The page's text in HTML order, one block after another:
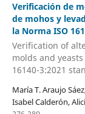
Verificación de
de mohos y
la Norma ISO
Verification of
molds and
16140-3:2021
María T. Araujo
Isabel Calderón,